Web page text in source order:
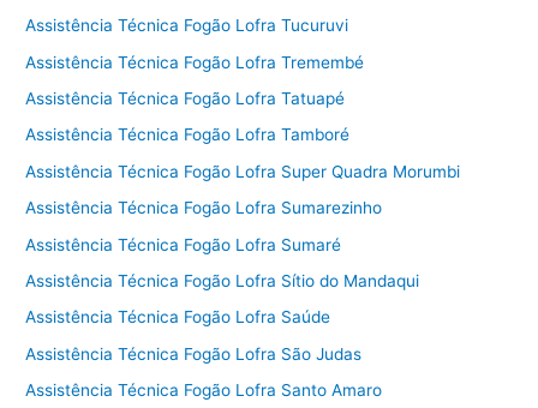
Assistência Técnica Fogão Lofra Tucuruvi
Assistência Técnica Fogão Lofra Tremembé
Assistência Técnica Fogão Lofra Tatuapé
Assistência Técnica Fogão Lofra Tamboré
Assistência Técnica Fogão Lofra Super Quadra Morumbi
Assistência Técnica Fogão Lofra Sumarezinho
Assistência Técnica Fogão Lofra Sumaré
Assistência Técnica Fogão Lofra Sítio do Mandaqui
Assistência Técnica Fogão Lofra Saúde
Assistência Técnica Fogão Lofra São Judas
Assistência Técnica Fogão Lofra Santo Amaro